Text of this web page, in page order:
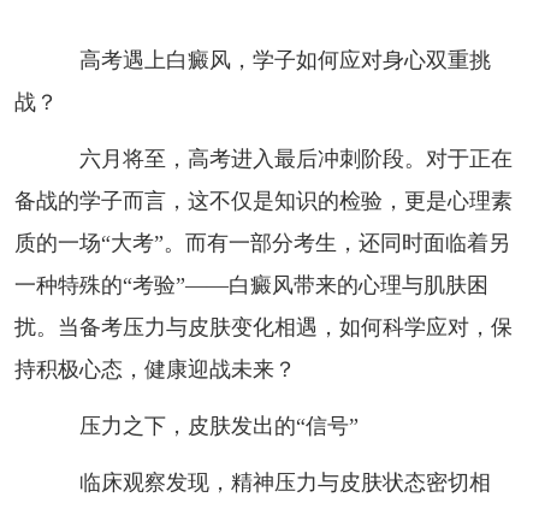
高考遇上白癜风，学子如何应对身心双重挑
战？
六月将至，高考进入最后冲刺阶段。对于正在
备战的学子而言，这不仅是知识的检验，更是心理素
质的一场“大考”。而有一部分考生，还同时面临着另
一种特殊的“考验”——白癜风带来的心理与肌肤困
扰。当备考压力与皮肤变化相遇，如何科学应对，保
持积极心态，健康迎战未来？
压力之下，皮肤发出的“信号”
临床观察发现，精神压力与皮肤状态密切相